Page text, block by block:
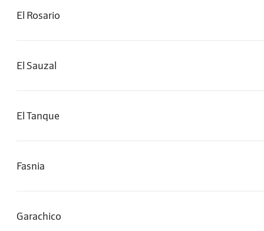
El Rosario
El Sauzal
El Tanque
Fasnia
Garachico